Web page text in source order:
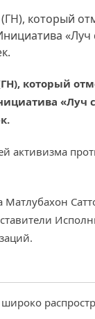
который
«Луч
который
«Луч
Матлубахон